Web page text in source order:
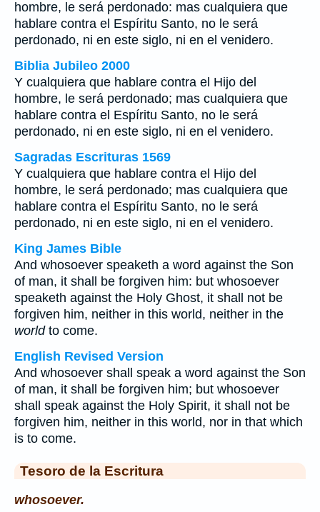
hombre, le será perdonado: mas cualquiera que
hablare contra el Espíritu Santo, no le será
perdonado, ni en este siglo, ni en el venidero.
Biblia Jubileo 2000
Y cualquiera que hablare contra el Hijo del
hombre, le será perdonado; mas cualquiera que
hablare contra el Espíritu Santo, no le será
perdonado, ni en este siglo, ni en el venidero.
Sagradas Escrituras 1569
Y cualquiera que hablare contra el Hijo del
hombre, le será perdonado; mas cualquiera que
hablare contra el Espíritu Santo, no le será
perdonado, ni en este siglo, ni en el venidero.
King James Bible
And whosoever speaketh a word against the Son
of man, it shall be forgiven him: but whosoever
speaketh against the Holy Ghost, it shall not be
forgiven him, neither in this world, neither in the
worldto come.
English Revised Version
And whosoever shall speak a word against the Son
of man, it shall be forgiven him; but whosoever
shall speak against the Holy Spirit, it shall not be
forgiven him, neither in this world, nor in that which
is to come.
Tesoro de la Escritura
whosoever.